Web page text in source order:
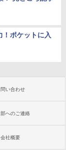
！ポケットに入
問い合わせ
へのご連絡
会社概要